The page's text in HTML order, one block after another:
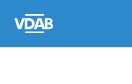
naar
een
een
job
naar